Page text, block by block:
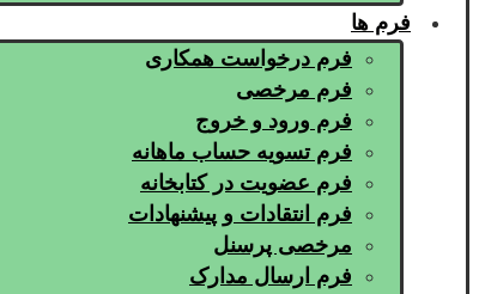
فرم ها
فرم درخواست همکاری
فرم مرخصی
فرم ورود و خروج
فرم تسویه حساب ماهانه
فرم عضویت در کتابخانه
فرم انتقادات و پیشنهادات
مرخصی پرسنل
فرم ارسال مدارک